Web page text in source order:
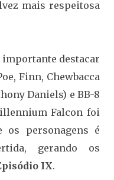
mais respeitosa
importante destacar
Finn, Chewbacca
Daniels) e BB-8
Falcon foi
os personagens é
gerando os
IX.